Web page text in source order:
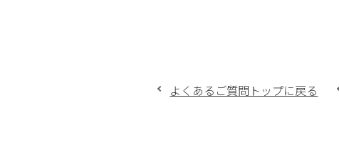
よくあるご質問トップに戻る